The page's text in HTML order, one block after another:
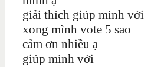
giải thích giúp mình với
xong mình vote 5 sao
cảm ơn nhiều ạ
giúp mình với